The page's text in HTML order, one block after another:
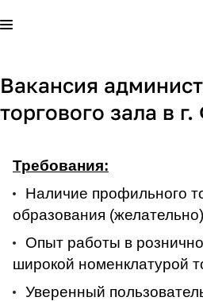
Вакансия
торгового зала в
Требования:
Наличие профильного
образования
Опыт работы в
широкой номенклатурой
Уверенный